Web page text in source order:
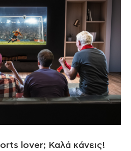
lover; Καλά κάνεις!